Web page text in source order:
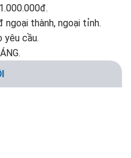
thành, ngoại tỉnh.
yêu cầu.